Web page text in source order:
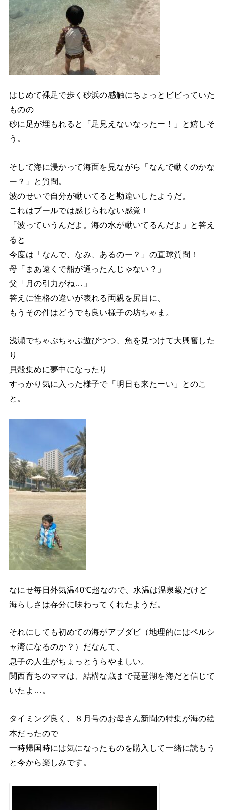
はじめて裸足で歩く砂浜の感触にちょっとビビっていた
ものの
砂に足が埋もれると「足見えないなったー！」と嬉しそ
う。
そして海に浸かって海面を見ながら「なんで動くのかな
ー？」と質問。
波のせいで自分が動いてると勘違いしたようだ。
これはプールでは感じられない感覚！
「波っていうんだよ。海の水が動いてるんだよ」と答え
ると
今度は「なんで、なみ、あるのー？」の直球質問！
母「まあ遠くで船が通ったんじゃない？」
父「月の引力がね…」
答えに性格の違いが表れる両親を尻目に、
もうその件はどうでも良い様子の坊ちゃま。
浅瀬でちゃぷちゃぷ遊びつつ、魚を見つけて大興奮した
り
貝殻集めに夢中になったり
すっかり気に入った様子で「明日も来たーい」とのこ
と。
なにせ毎日外気温40℃超なので、水温は温泉級だけど
海らしさは存分に味わってくれたようだ。
それにしても初めての海がアブダビ（地理的にはペルシ
ャ湾になるのか？）だなんて、
息子の人生がちょっとうらやましい。
関西育ちのママは、結構な歳まで琵琶湖を海だと信じて
いたよ…。
タイミング良く、８月号のお母さん新聞の特集が海の絵
本だったので
一時帰国時には気になったものを購入して一緒に読もう
と今から楽しみです。